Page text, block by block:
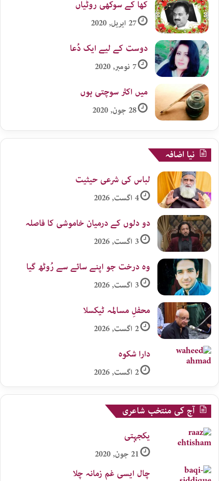
کھا کے سوکھی روٹیاں
27 اپریل, 2020
دوست کے لیے ایک دُعا
7 نومبر, 2020
میں اکثر سوچتی ہوں
28 جون, 2020
نیا اضافہ
لباس کی شرعی حیثیت
4 اگست, 2026
دو دلوں کے درمیان خاموشی کا فاصلہ
3 اگست, 2026
وہ درخت جو اپنے سائے سے رُوٹھ گیا
3 اگست, 2026
محفلِ مسالمہ ٹیکسلا
2 اگست, 2026
دارا شکوہ
2 اگست, 2026
آج کی منتخب شاعری
یکجہتی
21 جون, 2020
چال ایسی غم زمانہ چلا